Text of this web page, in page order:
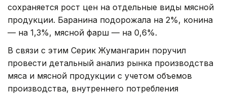
сохраняется рост цен на отдельные виды мясной
продукции. Баранина подорожала на 2%, конина
— на 1,3%, мясной фарш — на 0,6%.
В связи с этим Серик Жумангарин поручил
провести детальный анализ рынка производства
мяса и мясной продукции с учетом объемов
производства, внутреннего потребления